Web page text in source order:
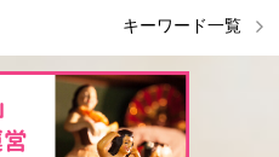
キーワード一覧